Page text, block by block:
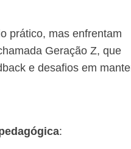
prático, mas enfrentam
Geração Z, que
e desafios em
: